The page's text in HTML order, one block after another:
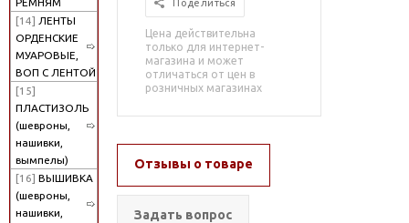
РЕМНЯМ
[14] ЛЕНТЫ
ОРДЕНСКИЕ
МУАРОВЫЕ,
ВОП С ЛЕНТОЙ
[15]
ПЛАСТИЗОЛЬ
(шевроны,
нашивки,
вымпелы)
[16] ВЫШИВКА
(шевроны,
нашивки,
Поделиться
Цена действительна
только для интернет-
магазина и может
отличаться от цен в
розничных магазинах
Отзывы о товаре
Задать вопрос